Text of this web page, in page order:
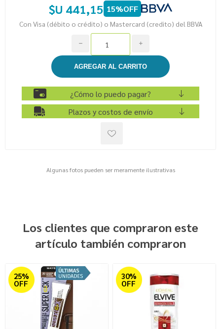
$U 441,15 15%OFF
Con Visa (débito o crédito) o Mastercard (credito) del BBVA
i
h
¿Cómo lo puedo pagar?
Plazos y costos de envío
Algunas fotos pueden ser meramente ilustrativas
Los clientes que compraron este
artículo también compraron
25%
OFF
30%
OFF